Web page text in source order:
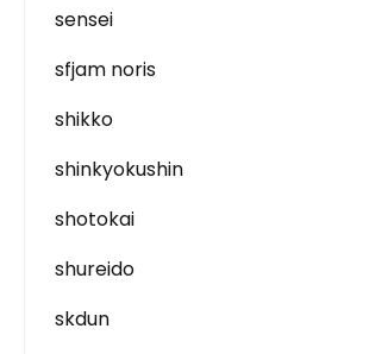
sensei
sfjam noris
shikko
shinkyokushin
shotokai
shureido
skdun